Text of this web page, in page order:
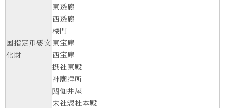
国指定重要文
化財
東透廊
西透廊
楼門
東宝庫
西宝庫
摂社東殿
神廟拝所
閼伽井屋
末社惣杜本殿